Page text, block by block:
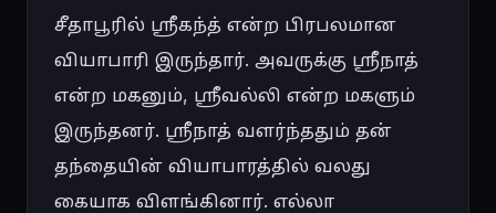
சீதாபூரில் ஸ்ரீகந்த் என்ற பிரபலமான
வியாபாரி இருந்தார். அவருக்கு ஸ்ரீநாத்
என்ற மகனும், ஸ்ரீவல்லி என்ற மகளும்
இருந்தனர். ஸ்ரீநாத் வளர்ந்ததும் தன்
தந்தையின் வியாபாரத்தில் வலது
கையாக விளங்கினார். எல்லா